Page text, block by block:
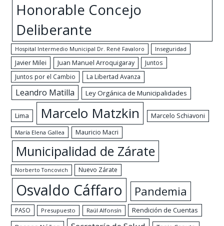
Honorable Concejo
Deliberante
Hospital Intermedio Municipal Dr. René Favaloro Inseguridad
Javier Milei Juan Manuel Arroquigaray
Juntos
Juntos por el Cambio
La Libertad Avanza
Leandro Matilla Ley Orgánica de Municipalidades
Lima Marcelo Matzkin Marcelo Schiavoni
María Elena Gallea Mauricio Macri
Municipalidad de Zárate
Norberto Toncovich Nuevo Zárate
Osvaldo Cáffaro Pandemia
PASO Presupuesto Raúl Alfonsín
Rendición de Cuentas